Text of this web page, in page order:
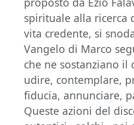
spirituale alla ricerca
vita credente, si
Vangelo di Marco
che ne sostanziano il
udire, contemplare,
fiducia, annunciare,
Queste azioni del